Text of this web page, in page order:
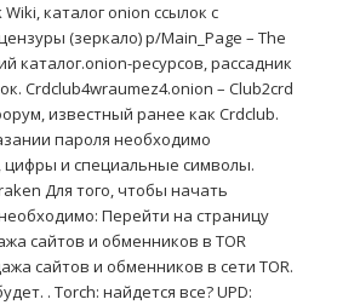
каталог onion ссылок с
(зеркало) p/Main_Page – The
каталог.onion-ресурсов, рассадник
Crdclub4wraumez4.onion – Club2crd
известный ранее как Crdclub.
пароля необходимо
цифры и специальные символы.
Для того, чтобы начать
Перейти на страницу
сайтов и обменников в TOR
сайтов и обменников в сети TOR.
. Torch: найдется все? UPD: